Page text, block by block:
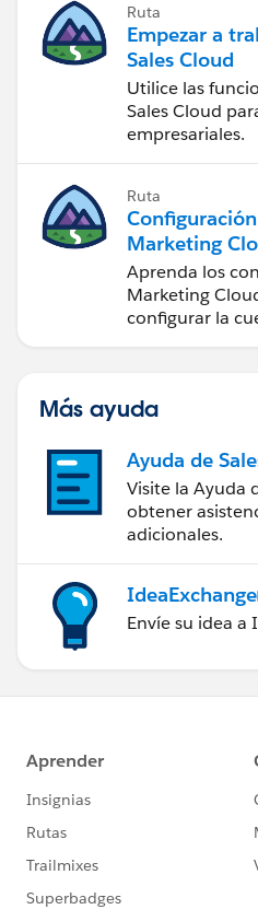
Ruta
Empezar a
Sales Cloud
Utilice las
Sales Cloud
empresariales.
Ruta
Marketing
Engagement
Aprenda los
Marketing
configurar la
Más ayuda
Ayuda de
Visite la Ayuda
obtener
adicionales.
IdeaExchange
Envíe su idea a